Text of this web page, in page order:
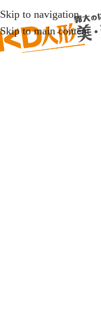
Skip to navigation
Skip to main content